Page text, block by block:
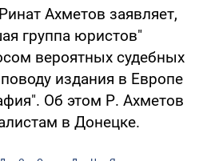
Ахметов заявляет,
группа юристов"
вероятных судебных
издания в Европе
Об этом Р. Ахметов
в Донецке.